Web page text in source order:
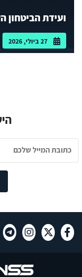
ועידת הביטחון
27 ביולי, 2026